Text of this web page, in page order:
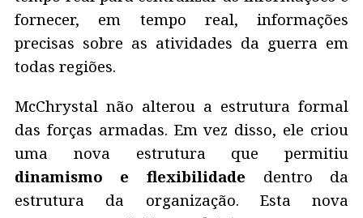
fornecer, em tempo real, informações
precisas sobre as atividades da guerra em
todas regiões.
McChrystal não alterou a estrutura formal
das forças armadas. Em vez disso, ele criou
uma nova estrutura que permitiu
dinamismo e flexibilidade dentro da
estrutura da organização. Esta nova